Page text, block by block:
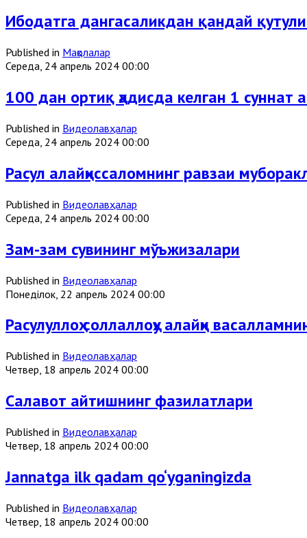
Ибодатга дангасаликдан қандай
Published in Мақолалар
Середа, 24 апрель 2024 00:00
100 дан ортиқ ҳадисда келган 1 суннат
Published in Видеолавҳалар
Середа, 24 апрель 2024 00:00
Расул алайҳиссаломнинг равзаи
Published in Видеолавҳалар
Середа, 24 апрель 2024 00:00
Зам-зам сувининг мўъжизалари
Published in Видеолавҳалар
Понеділок, 22 апрель 2024 00:00
Расулуллоҳ соллаллоҳу алайҳи
Published in Видеолавҳалар
Четвер, 18 апрель 2024 00:00
Салавот айтишнинг фазилатлари
Published in Видеолавҳалар
Четвер, 18 апрель 2024 00:00
Jannatga ilk qadam qo‘yganingizda
Published in Видеолавҳалар
Четвер, 18 апрель 2024 00:00